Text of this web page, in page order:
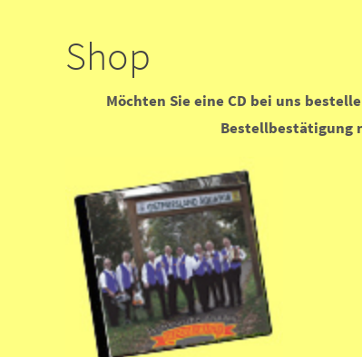
Shop
Möchten Sie eine CD bei uns
Bestellbestätigung